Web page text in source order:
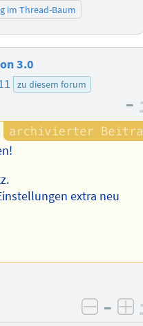
im Thread-Baum
3.0
zu diesem forum
–
extra neu
–